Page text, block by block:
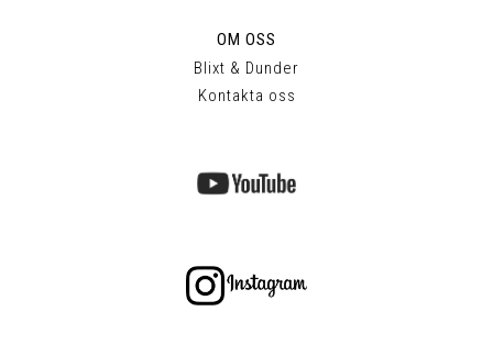
OM OSS
Blixt & Dunder
Kontakta oss